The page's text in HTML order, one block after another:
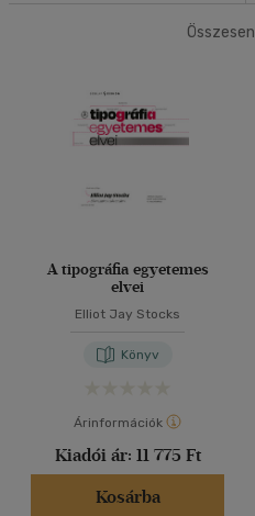
Könyv(13)
500 Ft alatt(1)
500 Ft - 2500 Ft
4500 Ft felett
Ifjúsági(5)
14 - 18 év
Összesen
A tipográfia egyetemes
elvei
Elliot Jay Stocks
Könyv
Árinformációk
Kiadói ár: 11 775 Ft
Kosárba